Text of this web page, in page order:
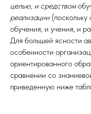
целью, и средством
реализации(поскольку
обучения, и учения, и
Для большей ясности
особенности
ориентированного
сравнении со
приведенную ниже